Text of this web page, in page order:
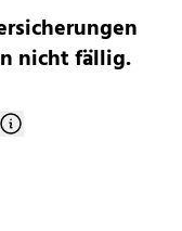
nicht fällig.